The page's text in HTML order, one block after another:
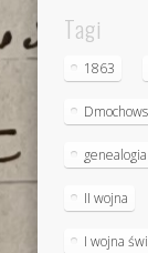
Tagi
1863
genealogia
II wojna
I wojna